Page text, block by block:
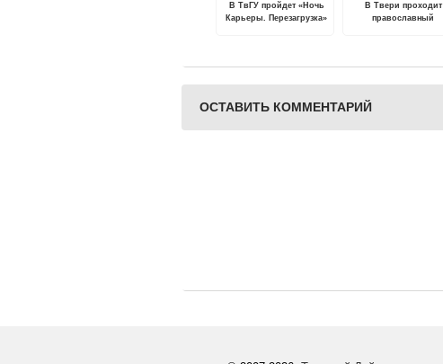
В ТвГУ пройдет «Ночь
Карьеры. Перезагрузка»
В Твери проходит
православный
ОСТАВИТЬ КОММЕНТАРИЙ